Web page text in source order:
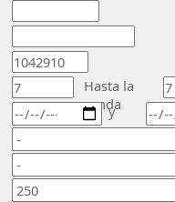
Hasta la
ronda
y